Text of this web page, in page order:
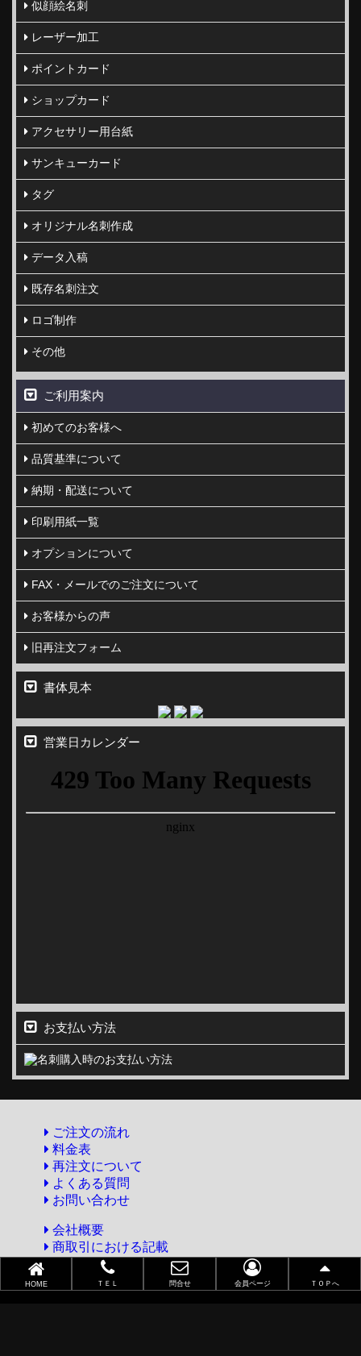
似顔絵名刺
レーザー加工
ポイントカード
ショップカード
アクセサリー用台紙
サンキューカード
タグ
オリジナル名刺作成
データ入稿
既存名刺注文
ロゴ制作
その他
ご利用案内
初めてのお客様へ
品質基準について
納期・配送について
印刷用紙一覧
オプションについて
FAX・メールでのご注文について
お客様からの声
旧再注文フォーム
書体見本
営業日カレンダー
お支払い方法
ご注文の流れ
料金表
再注文について
よくある質問
お問い合わせ
会社概要
商取引における記載
プライバシーポリシー
リクルート
HOME ＴＥＬ 問合せ 会員ページ ＴＯＰへ